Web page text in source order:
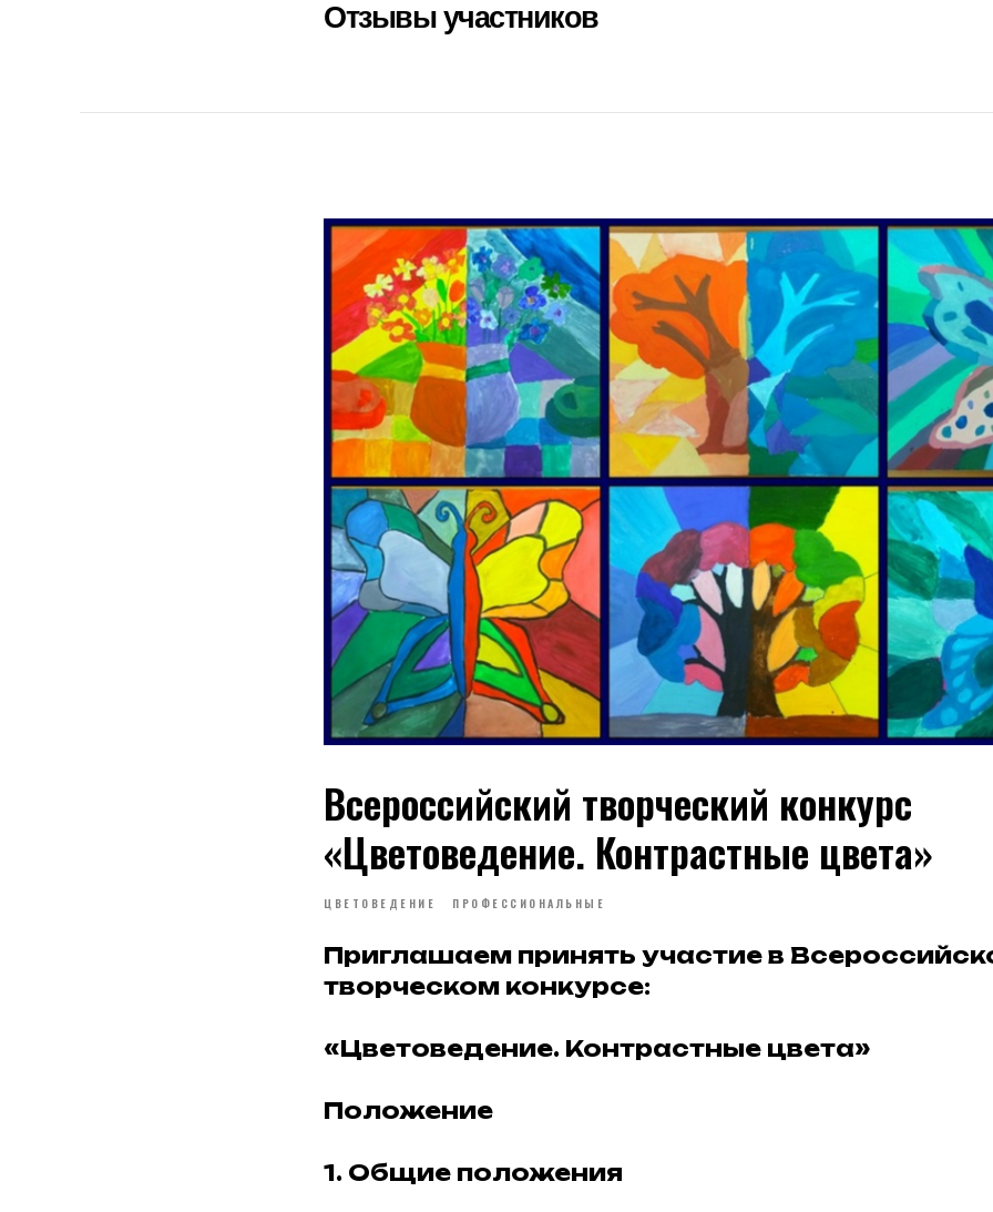
Отзывы участников
Всероссийский творческий конкурс
«Цветоведение. Контрастные цвета»
ЦВЕТОВЕДЕНИЕ ПРОФЕССИОНАЛЬНЫЕ
Приглашаем принять участие в
творческом конкурсе:
«Цветоведение. Контрастные цвета»
Положение
1. Общие положения